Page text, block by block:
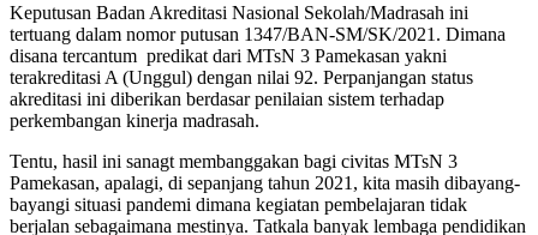
Keputusan Badan Akreditasi Nasional Sekolah/Madrasah ini
tertuang dalam nomor putusan 1347/BAN-SM/SK/2021. Dimana
disana tercantum predikat dari MTsN 3 Pamekasan yakni
terakreditasi A (Unggul) dengan nilai 92. Perpanjangan status
akreditasi ini diberikan berdasar penilaian sistem terhadap
perkembangan kinerja madrasah.
Tentu, hasil ini sanagt membanggakan bagi civitas MTsN 3
Pamekasan, apalagi, di sepanjang tahun 2021, kita masih dibayang-
bayangi situasi pandemi dimana kegiatan pembelajaran tidak
berjalan sebagaimana mestinya. Tatkala banyak lembaga pendidikan